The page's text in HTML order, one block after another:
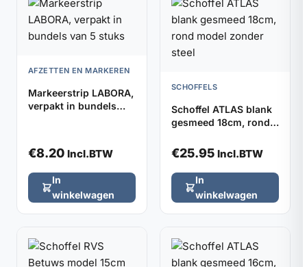
AFZETTEN EN MARKEREN
Markeerstrip LABORA,
verpakt in bundels
€8.20 Incl.BTW
In
winkelwagen
SCHOFFELS
Schoffel ATLAS blank
gesmeed 18cm, rond
€25.95 Incl.BTW
In
winkelwagen